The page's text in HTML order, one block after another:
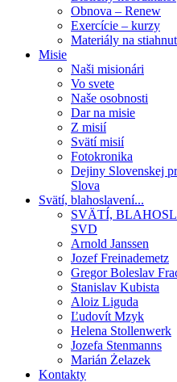
Obnova – Renew
Exercície – kurzy
Materiály na
Misie
Naši misionári
Vo svete
Naše osobnosti
Dar na misie
Z misií
Svätí misií
Fotokronika
Dejiny Slovenskej
Slova
Svätí, blahoslavení...
SVÄTÍ,
SVD
Arnold Janssen
Jozef Freinademetz
Gregor Boleslav
Stanislav Kubista
Aloiz Liguda
Ľudovít Mzyk
Helena Stollenwerk
Jozefa Stenmanns
Marián Żelazek
Kontakty